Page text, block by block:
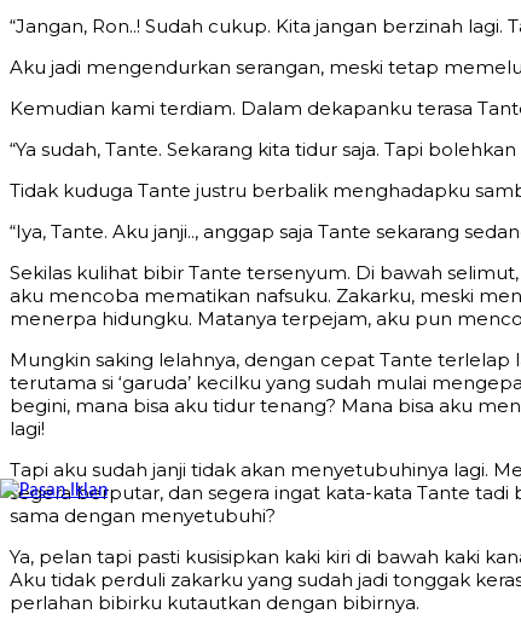
“Jangan, Ron..! Sudah cukup. Kita jangan berzinah lagi.
Aku jadi mengendurkan serangan, meski tetap
Kemudian kami terdiam. Dalam dekapanku terasa
“Ya sudah, Tante. Sekarang kita tidur saja. Tapi
Tidak kuduga Tante justru berbalik menghadapku
“Iya, Tante. Aku janji.., anggap saja Tante sekarang
Sekilas kulihat bibir Tante tersenyum. Di bawah
aku mencoba mematikan nafsuku. Zakarku, meski
menerpa hidungku. Matanya terpejam, aku pun
Mungkin saking lelahnya, dengan cepat Tante terlelap
terutama si ‘garuda’ kecilku yang sudah mulai
begini, mana bisa aku tidur tenang? Mana bisa aku
lagi!
Tapi aku sudah janji tidak akan menyetubuhinya lagi.
segera berputar, dan segera ingat kata-kata Tante
sama dengan menyetubuhi?
Ya, pelan tapi pasti kusisipkan kaki kiri di bawah kaki
Aku tidak perduli zakarku yang sudah jadi tonggak
perlahan bibirku kutautkan dengan bibirnya.